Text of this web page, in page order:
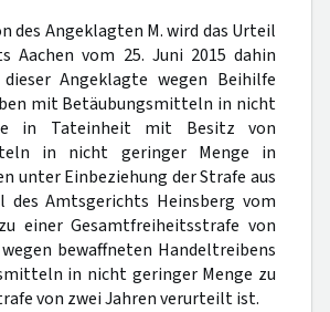
des Angeklagten M. wird das Urteil
Aachen vom 25. Juni 2015 dahin
Angeklagte wegen Beihilfe
mit Betäubungsmitteln in nicht
in Tateinheit mit Besitz von
in nicht geringer Menge in
unter Einbeziehung der Strafe aus
des Amtsgerichts Heinsberg vom
einer Gesamtfreiheitsstrafe von
bewaffneten Handeltreibens
in nicht geringer Menge zu
von zwei Jahren verurteilt ist.